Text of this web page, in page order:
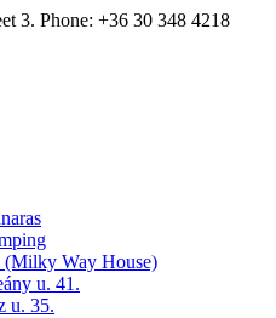
3. Phone: +36 30 348 4218
(Milky Way House)
u. 41.
u. 35.